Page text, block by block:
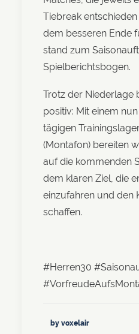
Tiebreak
dem besseren Ende
stand zum
Spielberichtsbogen.
Trotz der Niederlage
positiv: Mit einem
tägigen
(Montafon) bereiten
auf die kommenden
dem klaren Ziel, die
einzufahren und den
schaffen.
#Herren30
by voxelair